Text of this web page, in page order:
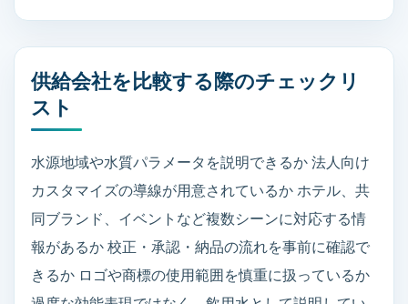
供給会社を比較する際のチェックリ
スト
水源地域や水質パラメータを説明できるか 法人向け
カスタマイズの導線が用意されているか ホテル、共
同ブランド、イベントなど複数シーンに対応する情
報があるか 校正・承認・納品の流れを事前に確認で
きるか ロゴや商標の使用範囲を慎重に扱っているか